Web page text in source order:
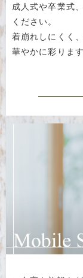
成人式や卒業式
ください。
着崩れしにくく
華やかに彩ります